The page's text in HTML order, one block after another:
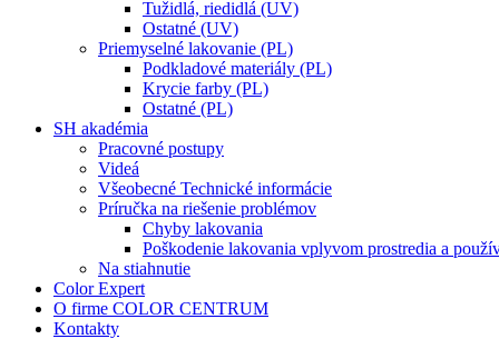
Tužidlá, riedidlá (UV)
Ostatné (UV)
Priemyselné lakovanie (PL)
Podkladové materiály (PL)
Krycie farby (PL)
Ostatné (PL)
SH akadémia
Pracovné postupy
Videá
Všeobecné Technické informácie
Príručka na riešenie problémov
Chyby lakovania
Poškodenie lakovania vplyvom prostredia a
Na stiahnutie
Color Expert
O firme COLOR CENTRUM
Kontakty